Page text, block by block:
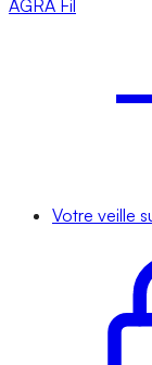
AGRA Fil
Votre veille